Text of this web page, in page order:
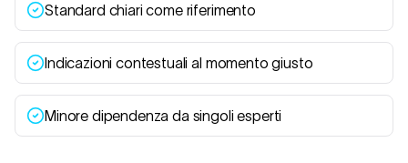
Standard chiari come riferimento
Indicazioni contestuali al momento giusto
Minore dipendenza da singoli esperti